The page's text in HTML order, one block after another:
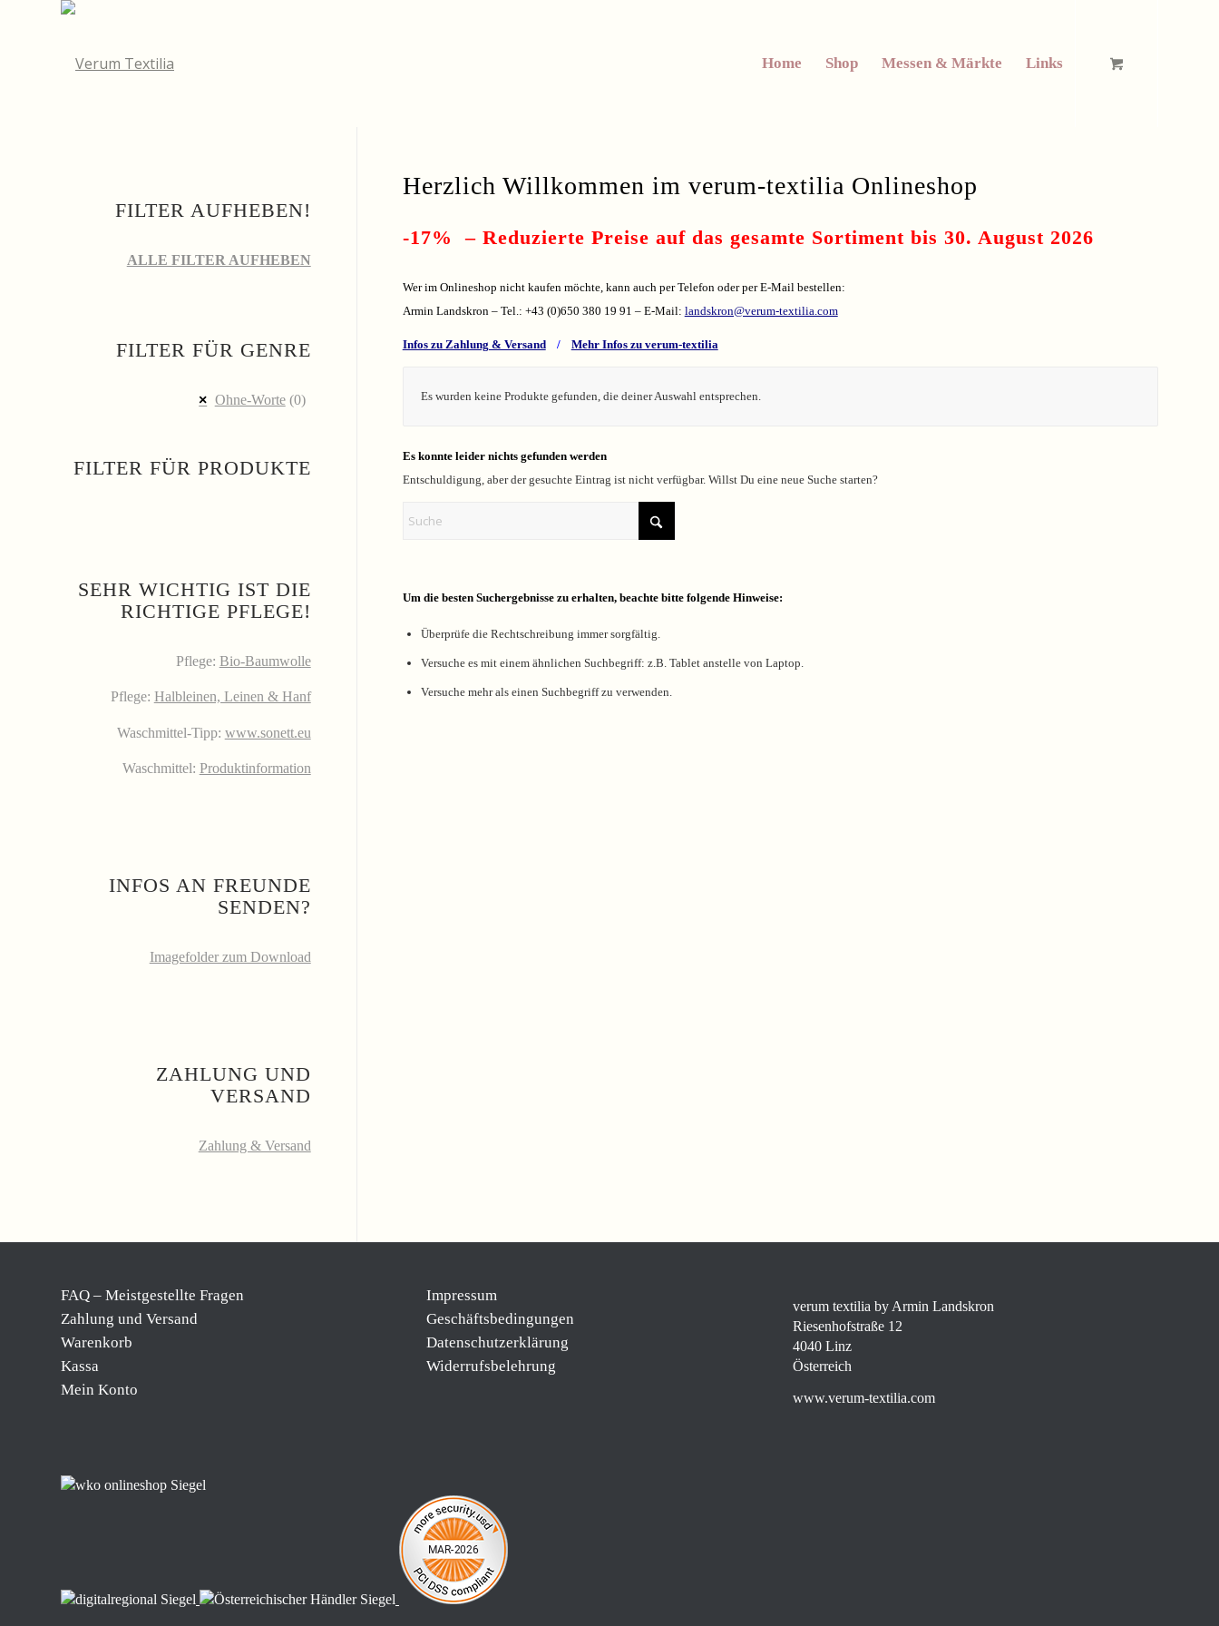
Home Shop Messen & Märkte Links
Herzlich Willkommen im verum-textilia Onlineshop
-17% – Reduzierte Preise auf das gesamte Sortiment bis 30. August 2026
Wer im Onlineshop nicht kaufen möchte, kann auch per Telefon oder per E-Mail bestellen:
Armin Landskron – Tel.: +43 (0)650 380 19 91 – E-Mail: landskron@verum-textilia.com
Infos zu Zahlung & Versand / Mehr Infos zu verum-textilia
Es wurden keine Produkte gefunden, die deiner Auswahl entsprechen.
Es konnte leider nichts gefunden werden
Entschuldigung, aber der gesuchte Eintrag ist nicht verfügbar. Willst Du eine neue Suche starten?
Um die besten Suchergebnisse zu erhalten, beachte bitte folgende Hinweise:
Überprüfe die Rechtschreibung immer sorgfältig.
Versuche es mit einem ähnlichen Suchbegriff: z.B. Tablet anstelle von Laptop.
Versuche mehr als einen Suchbegriff zu verwenden.
FILTER AUFHEBEN!
ALLE FILTER AUFHEBEN
FILTER FÜR GENRE
Ohne-Worte (0)
FILTER FÜR PRODUKTE
SEHR WICHTIG IST DIE
RICHTIGE PFLEGE!
Pflege: Bio-Baumwolle
Pflege: Halbleinen, Leinen & Hanf
Waschmittel-Tipp: www.sonett.eu
Waschmittel: Produktinformation
INFOS AN FREUNDE
SENDEN?
Imagefolder zum Download
ZAHLUNG UND
VERSAND
Zahlung & Versand
FAQ – Meistgestellte Fragen
Zahlung und Versand
Warenkorb
Kassa
Mein Konto
Impressum
Geschäftsbedingungen
Datenschutzerklärung
Widerrufsbelehrung
verum textilia by Armin Landskron
Riesenhofstraße 12
4040 Linz
Österreich
www.verum-textilia.com